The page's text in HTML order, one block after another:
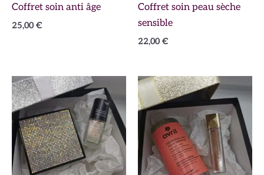
Coffret soin anti âge
25,00 €
Coffret soin peau sèche
sensible
22,00 €